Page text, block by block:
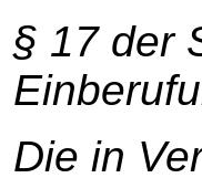
§ 17 der
Die in